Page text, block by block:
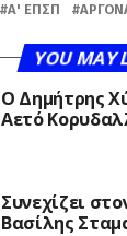
Α' ΕΠΣΠ
YOU MAY
O Δημήτρης
Αετό
Συνεχίζει
Βασίλης